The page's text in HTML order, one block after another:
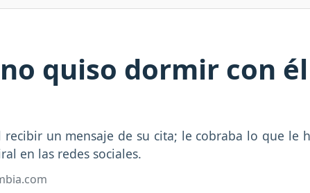
quiso dormir con
un mensaje de su cita; le cobraba lo que le
en las redes sociales.